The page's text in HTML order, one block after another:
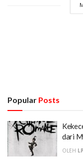
Popular Posts
dari
OLEH